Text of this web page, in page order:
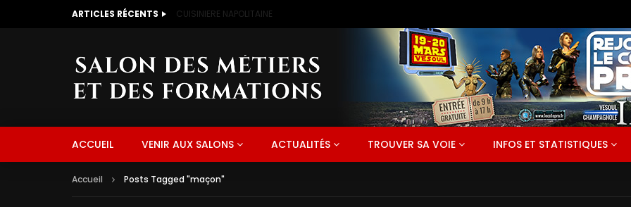
ARTICLES RÉCENTS CUISINIERE NAPOLITAINE
ACCUEIL VENIR AUX SALONS ACTUALITÉS TROUVER SA VOIE INFOS ET STATISTIQUES
Accueil Posts Tagged "maçon"